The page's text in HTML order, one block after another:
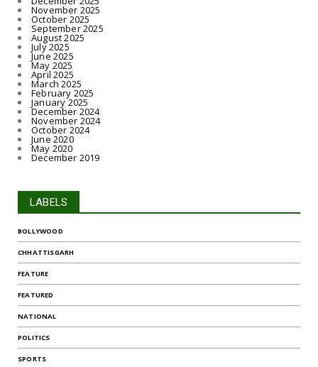
November 2025
October 2025
September 2025
August 2025
July 2025
June 2025
May 2025
April 2025
March 2025
February 2025
January 2025
December 2024
November 2024
October 2024
June 2020
May 2020
December 2019
LABELS
BOLLYWOOD
CHHATTISGARH
FEATURE
FEATURED
NATIONAL
POLITICS
SPORTS